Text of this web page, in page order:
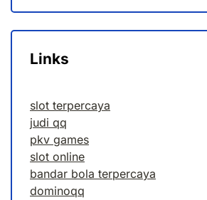
Links
slot terpercaya
judi qq
pkv games
slot online
bandar bola terpercaya
dominoqq